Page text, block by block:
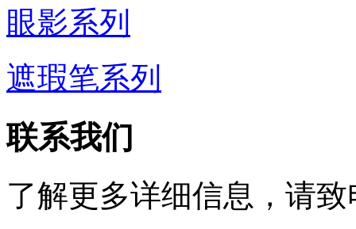
眼影系列
遮瑕笔系列
联系我们
了解更多详细信息，请致